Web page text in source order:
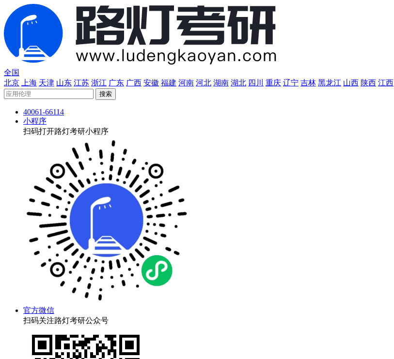
全国
北京
上海 天津 山东 江苏 浙江 广东 广西 安徽 福建 河南 河北 湖南 湖北 四川 重庆 辽宁 吉林 黑龙江 山西 陕西 江西
40061-66114
小程序
扫码打开路灯考研小程序
官方微信
扫码关注路灯考研公众号